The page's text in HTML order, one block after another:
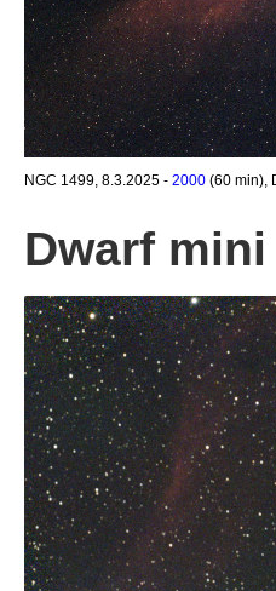
NGC 1499, 8.3.2025 - 2000 (60 min),
Dwarf mini